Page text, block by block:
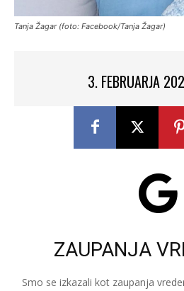
Tanja Žagar (foto: Facebook/Tanja Žagar)
3. FEBRUARJA
ZAUPANJA
Smo se izkazali kot zaupanja